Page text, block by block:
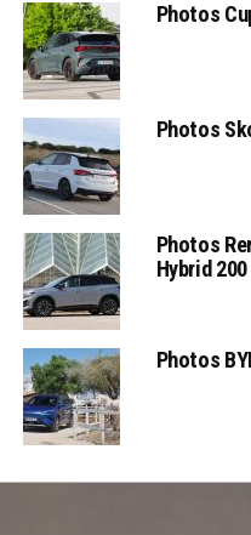
Photos
Photos
Photos
Hybrid
Photos